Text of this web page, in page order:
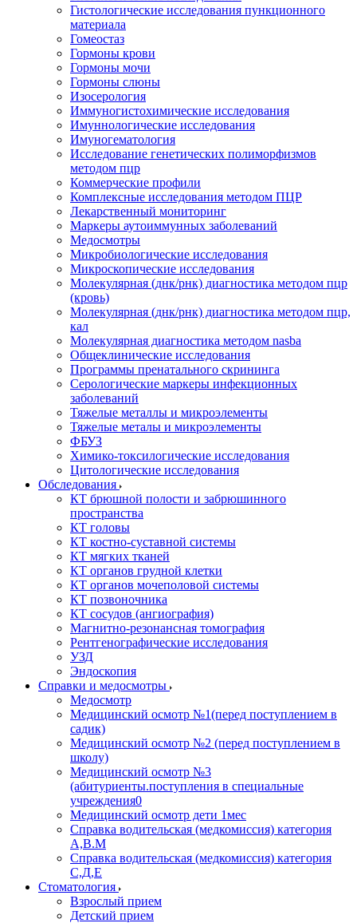
Гистологические исследования пункционного
материала
Гомеостаз
Гормоны крови
Гормоны мочи
Гормоны слюны
Изосерология
Иммуногистохимические исследования
Имуннологические исследования
Имуногематология
Исследование генетических полиморфизмов
методом пцр
Коммерческие профили
Комплексные исследования методом ПЦР
Лекарственный мониторинг
Маркеры аутоиммунных заболеваний
Медосмотры
Микробиологические исследования
Микроскопические исследования
Молекулярная (днк/рнк) диагностика методом пцр
(кровь)
Молекулярная (днк/рнк) диагностика методом пцр,
кал
Молекулярная диагностика методом nasba
Общеклинические исследования
Программы пренатального скрининга
Серологические маркеры инфекционных
заболеваний
Тяжелые металлы и микроэлементы
Тяжелые металы и микроэлементы
ФБУЗ
Химико-токсилогические исследования
Цитологические исследования
Обследования
КТ брюшной полости и забрюшинного
пространства
КТ головы
КТ костно-суставной системы
КТ мягких тканей
КТ органов грудной клетки
КТ органов мочеполовой системы
КТ позвоночника
КТ сосудов (ангиография)
Магнитно-резонансная томография
Рентгенографические исследования
УЗД
Эндоскопия
Справки и медосмотры
Медосмотр
Медицинский осмотр №1(перед поступлением в
садик)
Медицинский осмотр №2 (перед поступлением в
школу)
Медицинский осмотр №3
(абитуриенты.поступления в специальные
учреждения0
Медицинский осмотр дети 1мес
Справка водительская (медкомиссия) категория
А,В.М
Справка водительская (медкомиссия) категория
С,Д,Е
Стоматология
Взрослый прием
Детский прием